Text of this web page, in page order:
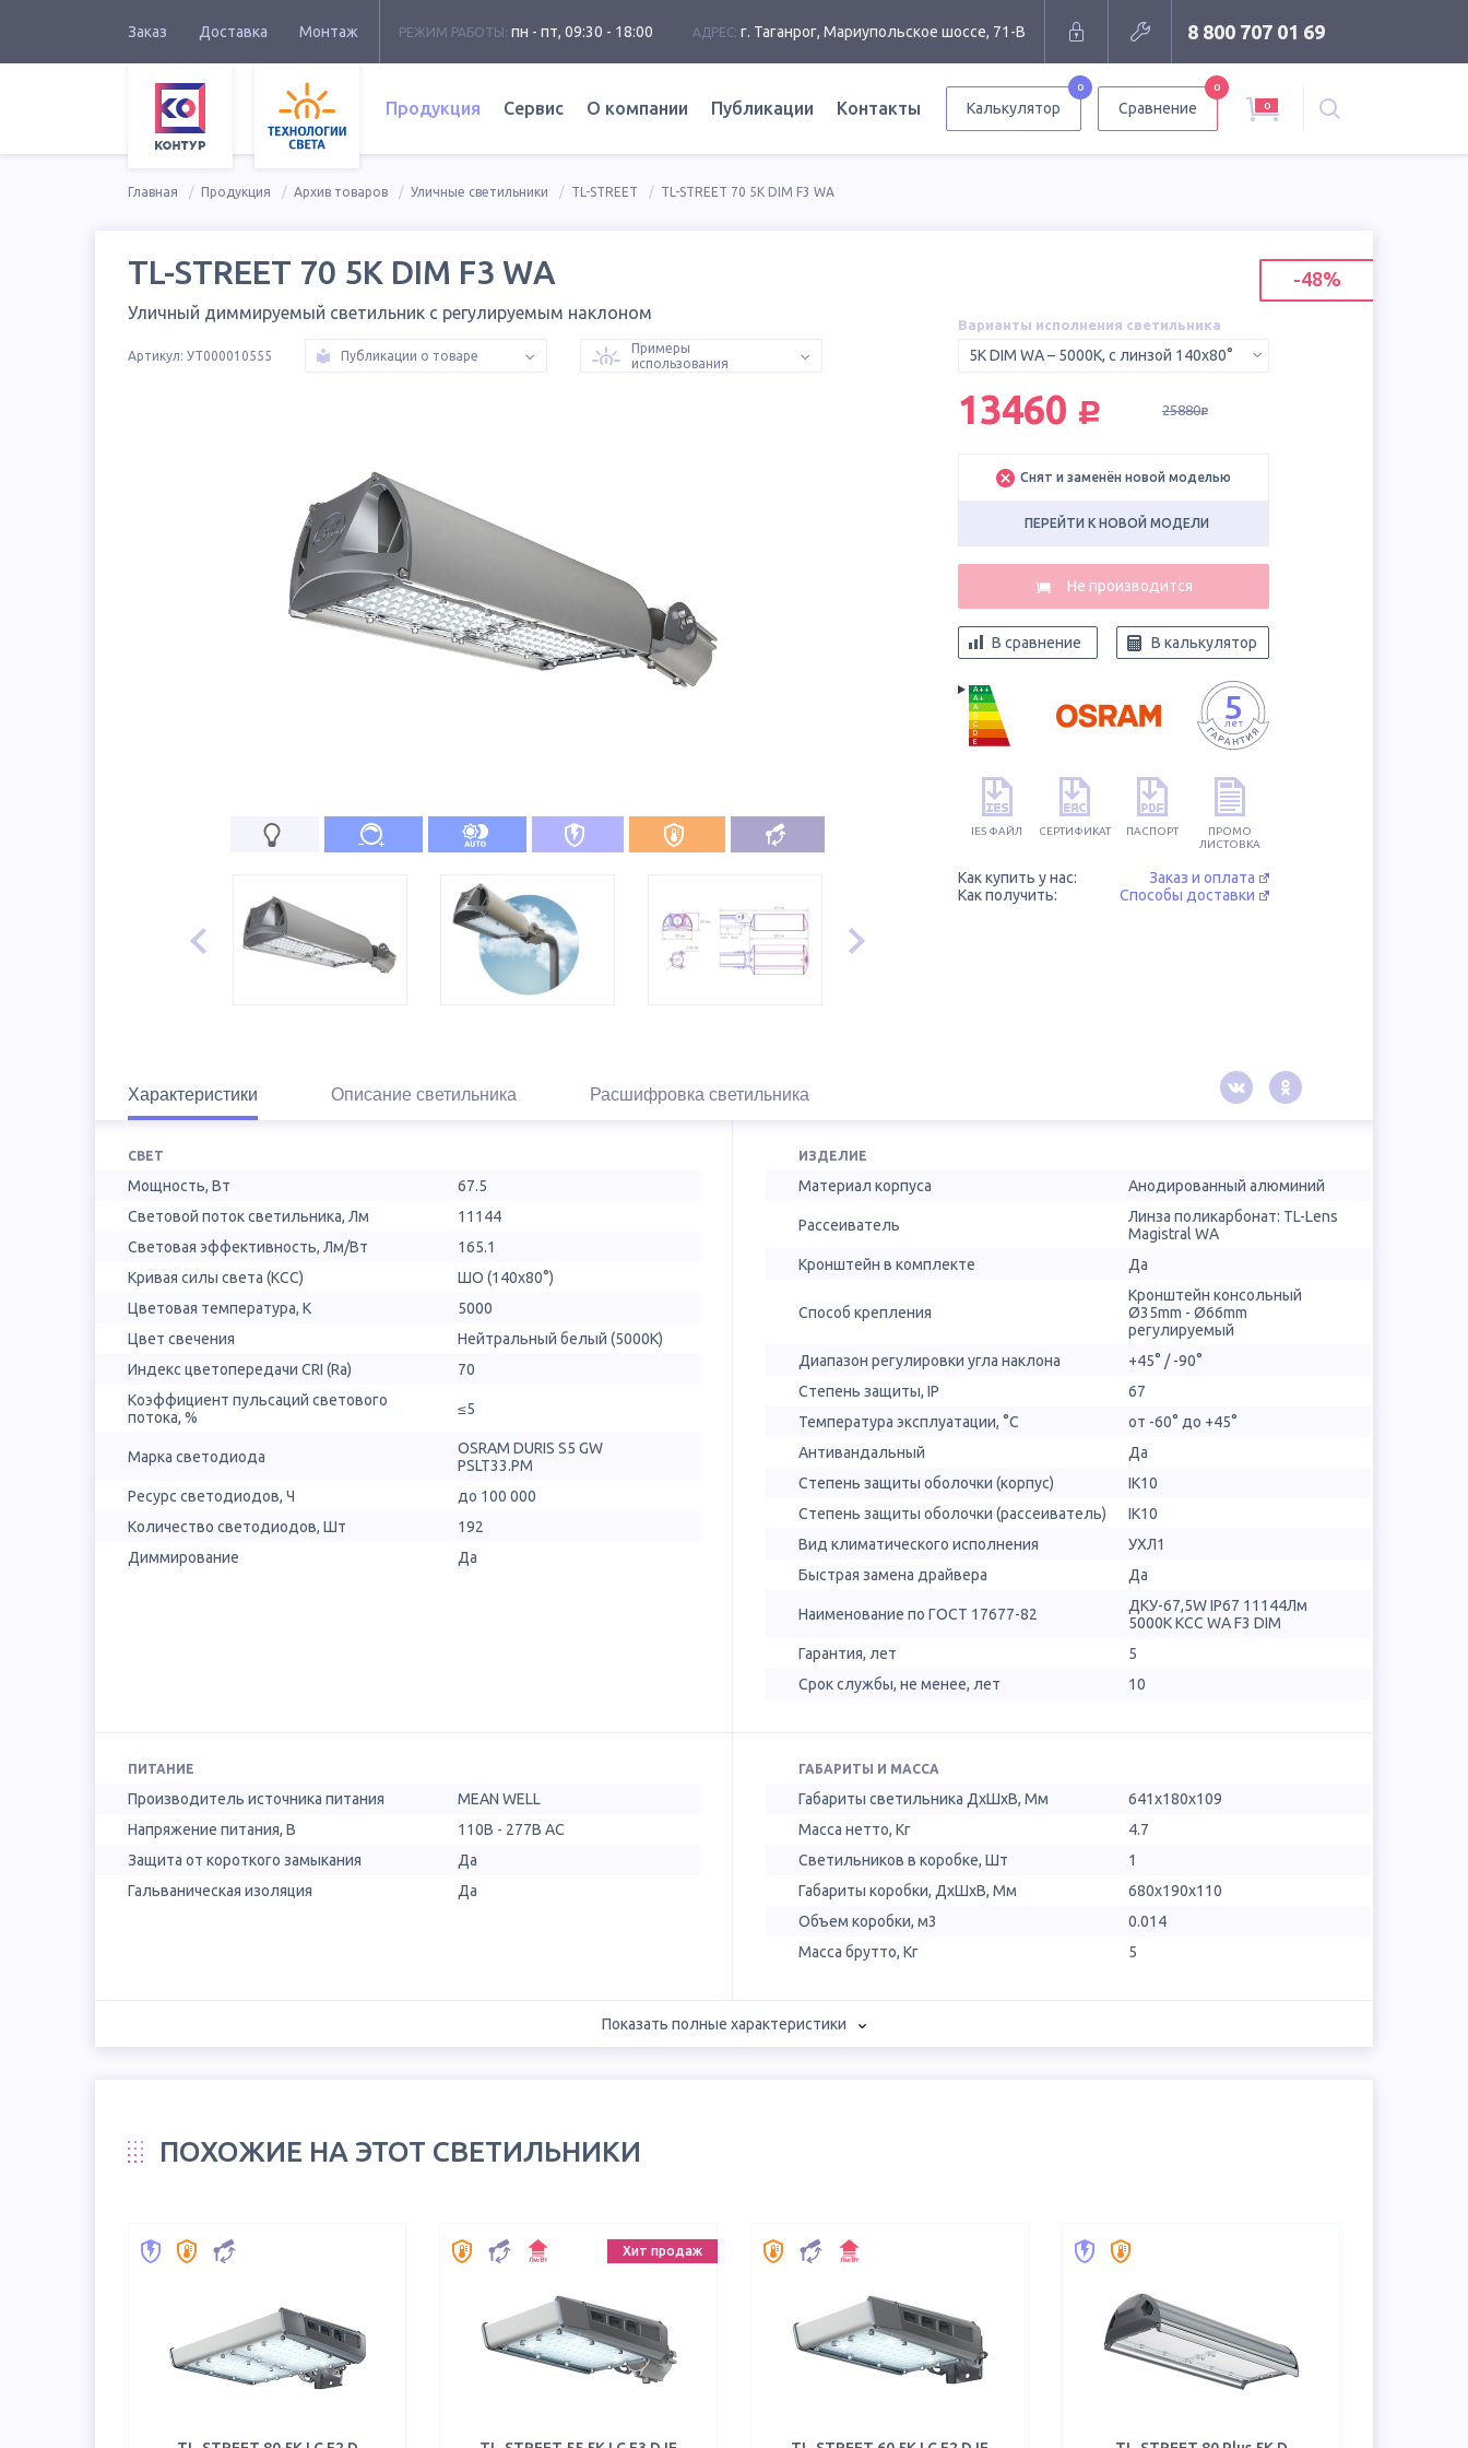
Заказ Доставка Монтаж РЕЖИМ РАБОТЫ: пн - пт, 09:30 - 18:00 АДРЕС: г. Таганрог, Мариупольское шоссе, 71-В 8 800 707 01 69
Продукция Сервис О компании Публикации Контакты Калькулятор
0
Сравнение
0
0
Главная Продукция Архив товаров Уличные светильники TL-STREET TL-STREET 70 5K DIM F3 WA
-48%
TL-STREET 70 5K DIM F3 WA
Уличный диммируемый светильник с регулируемым наклоном
Артикул: УТ000010555 Публикации о товаре
Примеры
использования
Варианты исполнения светильника
5K DIM WA – 5000K, с линзой 140x80°
13460 руб. 25880руб.
Снят и заменён новой моделью
ПЕРЕЙТИ К НОВОЙ МОДЕЛИ
В сравнение В калькулятор
A++
A+
A
B
C
D
E
IES ФАЙЛ СЕРТИФИКАТ ПАСПОРТ
ПРОМО
ЛИСТОВКА
Как купить у нас:
Заказ и оплата
Как получить:
Способы доставки
Характеристики Описание светильника Расшифровка светильника
СВЕТ
Мощность, Вт
67.5
Световой поток светильника, Лм
11144
Световая эффективность, Лм/Вт
165.1
Кривая силы света (КСС)
ШО (140х80°)
Цветовая температура, К
5000
Цвет свечения
Нейтральный белый (5000К)
Индекс цветопередачи CRI (Ra)
70
Коэффициент пульсаций светового
потока, %
≤5
Марка светодиода
OSRAM DURIS S5 GW
PSLT33.PM
Ресурс светодиодов, Ч
до 100 000
Количество светодиодов, Шт
192
Диммирование
Да
ИЗДЕЛИЕ
Материал корпуса Анодированный алюминий
Рассеиватель
Линза поликарбонат: TL-Lens
Magistral WA
Кронштейн в комплекте
Да
Способ крепления
Кронштейн консольный
Ø35mm - Ø66mm
регулируемый
Диапазон регулировки угла наклона
+45° / -90°
Степень защиты, IP
67
Температура эксплуатации, °С
от -60° до +45°
Антивандальный
Да
Степень защиты оболочки (корпус)
IK10
Степень защиты оболочки (рассеиватель)
IK10
Вид климатического исполнения
УХЛ1
Быстрая замена драйвера
Да
Наименование по ГОСТ 17677-82
ДКУ-67,5W IP67 11144Лм
5000К КСС WA F3 DIM
Гарантия, лет
5
Срок службы, не менее, лет
10
ПИТАНИЕ
Производитель источника питания
MEAN WELL
Напряжение питания, В
110B - 277B AC
Защита от короткого замыкания
Да
Гальваническая изоляция
Да
ГАБАРИТЫ И МАССА
Габариты светильника ДхШхВ, Мм
641х180х109
Масса нетто, Кг
4.7
Светильников в коробке, Шт
1
Габариты коробки, ДхШхВ, Мм
680x190x110
Объем коробки, м3
0.014
Масса брутто, Кг
5
Показать полные характеристики
ПОХОЖИЕ НА ЭТОТ СВЕТИЛЬНИКИ
Хит продаж